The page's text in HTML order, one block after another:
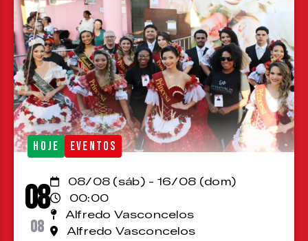
HOJE EVENTOS
08
08
08/08 (sáb) - 16/08 (dom)
00:00
Alfredo Vasconcelos
Alfredo Vasconcelos